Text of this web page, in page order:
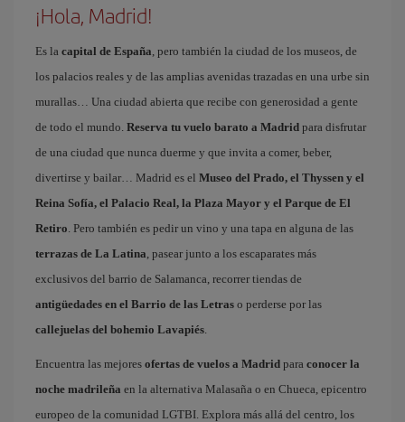
¡Hola, Madrid!
Es la capital de España, pero también la ciudad de los museos, de
los palacios reales y de las amplias avenidas trazadas en una urbe sin
murallas… Una ciudad abierta que recibe con generosidad a gente
de todo el mundo. Reserva tu vuelo barato a Madrid para disfrutar
de una ciudad que nunca duerme y que invita a comer, beber,
divertirse y bailar… Madrid es el Museo del Prado, el Thyssen y el
Reina Sofía, el Palacio Real, la Plaza Mayor y el Parque de El
Retiro. Pero también es pedir un vino y una tapa en alguna de las
terrazas de La Latina, pasear junto a los escaparates más
exclusivos del barrio de Salamanca, recorrer tiendas de
antigüedades en el Barrio de las Letras o perderse por las
callejuelas del bohemio Lavapiés.
Encuentra las mejores ofertas de vuelos a Madrid para conocer la
noche madrileña en la alternativa Malasaña o en Chueca, epicentro
europeo de la comunidad LGTBI. Explora más allá del centro, los